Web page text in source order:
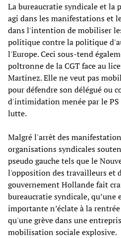
La bureaucratie syndicale et la
agi dans les manifestations et
dans l'intention de mobiliser
politique contre la politique
l'Europe. Ceci sous-tend
poltronne de la CGT face au
Martinez. Elle ne veut pas
pour défendre son délégué ou
d'intimidation menée par le
lutte.
Malgré l'arrêt des
organisations syndicales
pseudo gauche tels que le
l'opposition des travailleurs et
gouvernement Hollande fait
bureaucratie syndicale, qu’une
importante n’éclate à la
qu'une grève dans une
mobilisation sociale explosive.